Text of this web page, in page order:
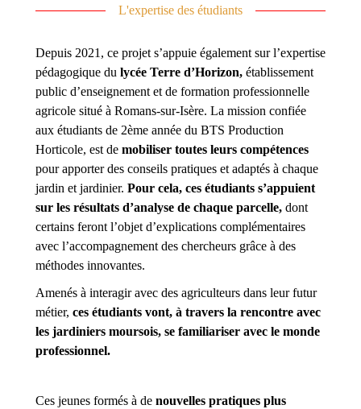
L'expertise des étudiants
Depuis 2021, ce projet s’appuie également sur l’expertise
pédagogique du lycée Terre d’Horizon, établissement
public d’enseignement et de formation professionnelle
agricole situé à Romans-sur-Isère. La mission confiée
aux étudiants de 2ème année du BTS Production
Horticole, est de mobiliser toutes leurs compétences
pour apporter des conseils pratiques et adaptés à chaque
jardin et jardinier. Pour cela, ces étudiants s’appuient
sur les résultats d’analyse de chaque parcelle, dont
certains feront l’objet d’explications complémentaires
avec l’accompagnement des chercheurs grâce à des
méthodes innovantes.
Amenés à interagir avec des agriculteurs dans leur futur
métier, ces étudiants vont, à travers la rencontre avec
les jardiniers moursois, se familiariser avec le monde
professionnel.
Ces jeunes formés à de nouvelles pratiques plus